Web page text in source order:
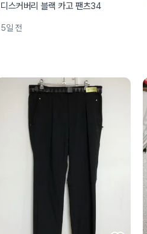
디스커버리 블랙 카고 팬츠34
5일 전